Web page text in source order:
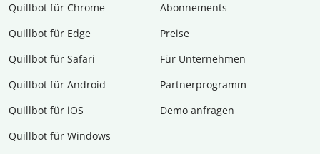
Quillbot für Chrome
Quillbot für Edge
Quillbot für Safari
Quillbot für Android
Quillbot für iOS
Quillbot für Windows
Abon­ne­ments
Preise
Für Unternehmen
Partnerprogramm
Demo anfragen